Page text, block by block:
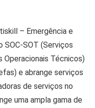
– Emergência e
SOT (Serviços
Operacionais Técnicos)
e abrange serviços
de serviços no
uma ampla gama de